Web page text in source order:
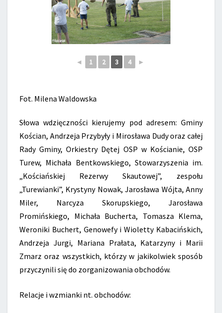
◄ 1 2 3 4 ►
Fot. Milena Waldowska
Słowa wdzięczności kierujemy pod adresem: Gminy
Kościan, Andrzeja Przybyły i Mirosława Dudy oraz całej
Rady Gminy, Orkiestry Dętej OSP w Kościanie, OSP
Turew, Michała Bentkowskiego, Stowarzyszenia im.
„Kościańskiej Rezerwy Skautowej”, zespołu
„Turewianki”, Krystyny Nowak, Jarosława Wójta, Anny
Miler, Narcyza Skorupskiego, Jarosława
Promińskiego, Michała Bucherta, Tomasza Klema,
Weroniki Buchert, Genowefy i Wioletty Kabacińskich,
Andrzeja Jurgi, Mariana Prałata, Katarzyny i Marii
Zmarz oraz wszystkich, którzy w jakikolwiek sposób
przyczynili się do zorganizowania obchodów.
Relacje i wzmianki nt. obchodów: